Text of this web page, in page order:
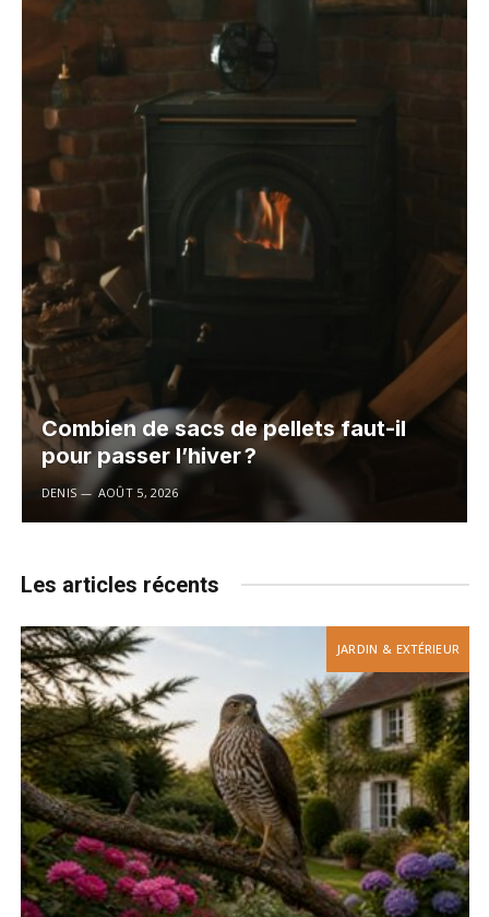
Combien de sacs de pellets faut-il
pour passer l’hiver ?
DENIS AOÛT 5, 2026
Les articles récents
JARDIN & EXTÉRIEUR